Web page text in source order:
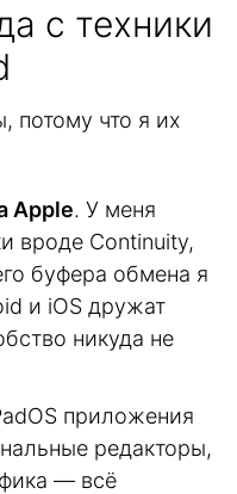
с техники
потому что я их
Apple. У меня
вроде Continuity,
буфера обмена я
и iOS дружат
никуда не
приложения
редакторы,
— всё